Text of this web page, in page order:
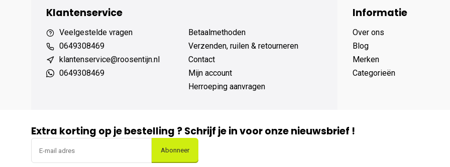
Klantenservice
Veelgestelde vragen
0649308469
klantenservice@roosentijn.nl
0649308469
Betaalmethoden
Verzenden, ruilen & retourneren
Contact
Mijn account
Herroeping aanvragen
Informatie
Over ons
Blog
Merken
Categorieën
Extra korting op je bestelling ? Schrijf je in voor onze nieuwsbrief !
Abonneer